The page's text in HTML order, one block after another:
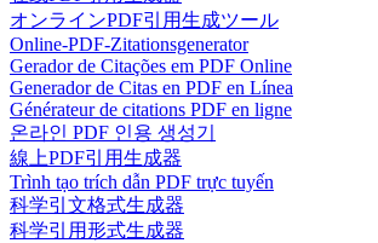
オンラインPDF引用生成ツール
Online-PDF-Zitationsgenerator
Gerador de Citações em PDF Online
Generador de Citas en PDF en Línea
Générateur de citations PDF en ligne
온라인 PDF 인용 생성기
線上PDF引用生成器
Trình tạo trích dẫn PDF trực tuyến
科学引文格式生成器
科学引用形式生成器